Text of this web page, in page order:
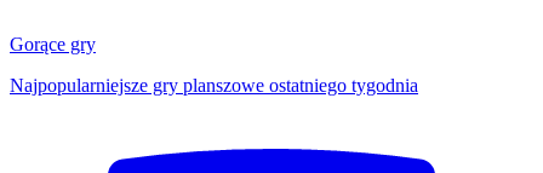
Gorące gry
Najpopularniejsze gry planszowe ostatniego tygodnia